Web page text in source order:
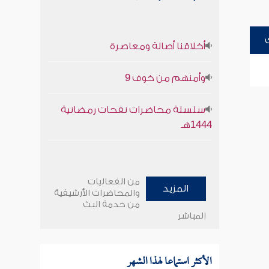
أخلاقنا أصالة ومعاصرة
وأمنهم من خوف 9
سلسلة محاضرات نفحات رمضانية
1444هـ
المزيد
من الفعاليات
والمحاضرات الأرشيفية
من خدمة البث
المباشر
الأكثر استماعا لهذا الشهر